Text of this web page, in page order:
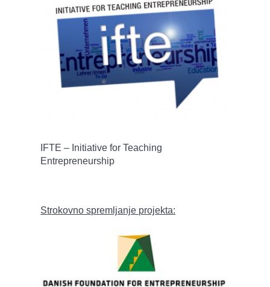
IFTE – Initiative for Teaching
Entrepreneurship
Strokovno spremljanje projekta: